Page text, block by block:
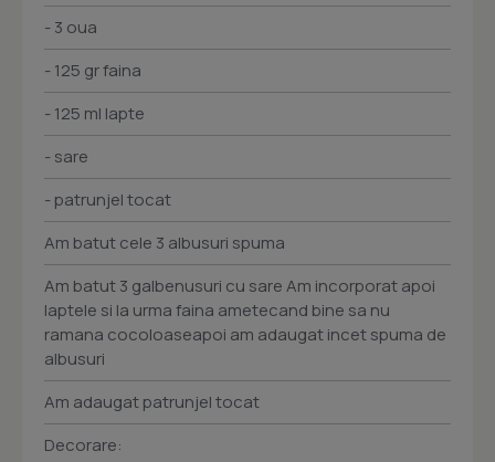
- 3 oua
- 125 gr faina
- 125 ml lapte
- sare
- patrunjel tocat
Am batut cele 3 albusuri spuma
Am batut 3 galbenusuri cu sare Am incorporat apoi
laptele si la urma faina ametecand bine sa nu
ramana cocoloaseapoi am adaugat incet spuma de
albusuri
Am adaugat patrunjel tocat
Decorare: